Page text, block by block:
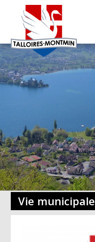
Vie municipale